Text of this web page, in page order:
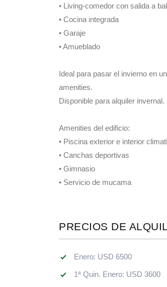
• Living-comedor con salida a
• Cocina integrada
• Garaje
• Amueblado
Ideal para pasar el invierno en
amenities.
Disponible para alquiler invernal.
Amenities del edificio:
• Piscina exterior e interior
• Canchas deportivas
• Gimnasio
• Servicio de mucama
PRECIOS DE
Enero: USD 6500
1ª Quin. Enero: USD 3600